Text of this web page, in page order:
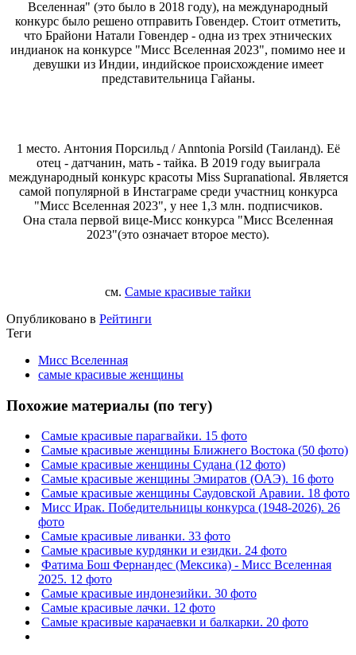
Вселенная" (это было в 2018 году), на международный
конкурс было решено отправить Говендер. Стоит отметить,
что Брайони Натали Говендер - одна из трех этнических
индианок на конкурсе "Мисс Вселенная 2023", помимо нее и
девушки из Индии, индийское происхождение имеет
представительница Гайаны.
1 место. Антония Порсильд / Anntonia Porsild (Таиланд). Её
отец - датчанин, мать - тайка. В 2019 году выиграла
международный конкурс красоты Miss Supranational. Является
самой популярной в Инстаграме среди участниц конкурса
"Мисс Вселенная 2023", у нее 1,3 млн. подписчиков.
Она стала первой вице-Мисс конкурса "Мисс Вселенная
2023"(это означает второе место).
см. Самые красивые тайки
Опубликовано в Рейтинги
Теги
Мисс Вселенная
самые красивые женщины
Похожие материалы (по тегу)
Самые красивые парагвайки. 15 фото
Самые красивые женщины Ближнего Востока (50 фото)
Самые красивые женщины Судана (12 фото)
Самые красивые женщины Эмиратов (ОАЭ). 16 фото
Самые красивые женщины Саудовской Аравии. 18 фото
Мисс Ирак. Победительницы конкурса (1948-2026). 26
фото
Самые красивые ливанки. 33 фото
Самые красивые курдянки и езидки. 24 фото
Фатима Бош Фернандес (Мексика) - Мисс Вселенная
2025. 12 фото
Самые красивые индонезийки. 30 фото
Самые красивые лачки. 12 фото
Самые красивые карачаевки и балкарки. 20 фото